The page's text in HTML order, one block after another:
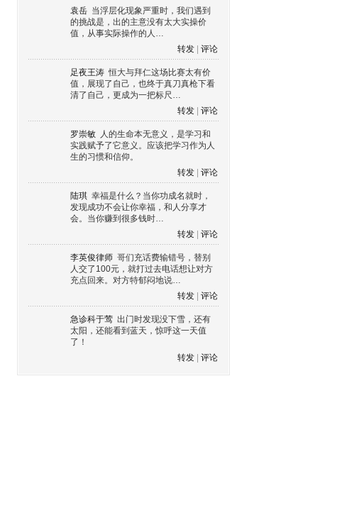
袁岳 当浮层化现象严重时，我们遇到
的挑战是，出的主意没有太大实操价
值，从事实际操作的人…
转发
评论
足夜王涛 恒大与拜仁这场比赛太有价
值，展现了自己，也终于真刀真枪下看
清了自己，更成为一把标尺…
转发
评论
罗崇敏 人的生命本无意义，是学习和
实践赋予了它意义。应该把学习作为人
生的习惯和信仰。
转发
评论
陆琪 幸福是什么？当你功成名就时，
发现成功不会让你幸福，和人分享才
会。当你赚到很多钱时…
转发
评论
李英俊律师 哥们充话费输错号，替别
人交了100元，就打过去电话想让对方
充点回来。对方特郁闷地说…
转发
评论
急诊科于莺 出门时发现没下雪，还有
太阳，还能看到蓝天，惊呼这一天值
了！
转发
评论